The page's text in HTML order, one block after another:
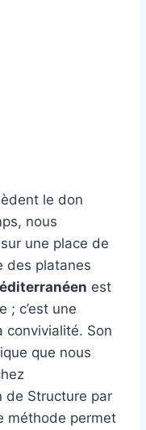
le don
nous
une place de
des platanes
est
; c’est une
convivialité. Son
que nous
de Structure par
méthode permet